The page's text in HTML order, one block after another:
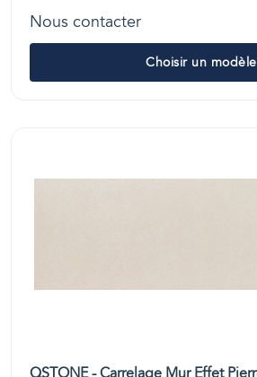
Nous contacter
Choisir un modèle